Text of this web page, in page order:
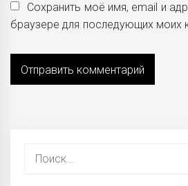
Сохранить моё имя, email и
браузере для последующих моих
Найти: